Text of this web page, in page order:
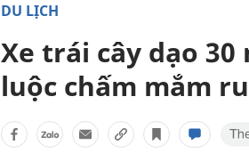
DU LỊCH
Xe trái cây dạo
luộc chấm mắm